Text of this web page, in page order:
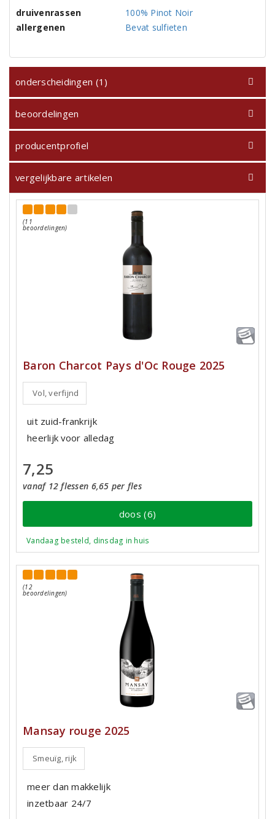
druivenrassen
100% Pinot Noir
allergenen
Bevat sulfieten
onderscheidingen (1)
beoordelingen
producentprofiel
vergelijkbare artikelen
(11
beoordelingen)
Baron Charcot Pays d'Oc Rouge 2025
Vol, verfijnd
uit zuid-frankrijk
heerlijk voor alledag
7,25
vanaf 12 flessen 6,65 per fles
doos (6)
Vandaag besteld, dinsdag in huis
(12
beoordelingen)
Mansay rouge 2025
Smeuïg, rijk
meer dan makkelijk
inzetbaar 24/7